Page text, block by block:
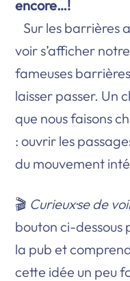
encore…!
Sur les barrières
voir s’afficher
fameuses
laisser passer. Un
que nous faisons
: ouvrir les
du mouvement
🎬 Curieux·se de
bouton ci-dessous
la pub et
cette idée un peu